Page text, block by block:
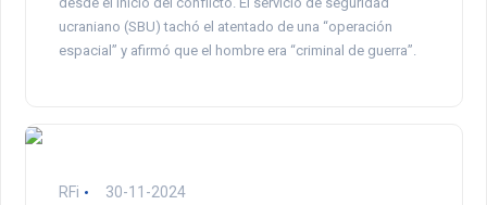
ucraniano (SBU) tachó el atentado de una “operación
espacial” y afirmó que el hombre era “criminal de guerra”.
RFi 30-11-2024